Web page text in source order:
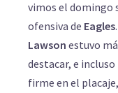
vimos el domingo
ofensiva de Eagles
Lawson estuvo
destacar, e incluso
firme en el